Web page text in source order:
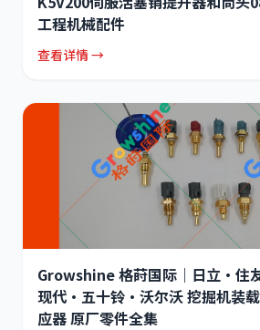
工程机械配件
查看详情 →
Growshine 格莳国际｜日立·
现代·五十铃·沃尔沃 挖掘机装
应器 原厂零件全集